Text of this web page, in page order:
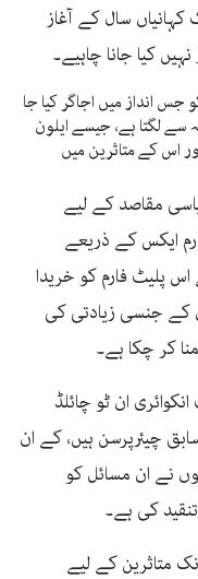
سال کے آغاز
کیا جانا چاہیے۔
جس انداز میں اجاگر کیا جا
سے لگتا ہے، جیسے ایلون
اس کے متاثرین میں
مقاصد کے لیے
ایکس کے ذریعے
پلیٹ فارم کو خریدا
کے جنسی زیادتی کی
کر چکا ہے۔
ان ٹو چائلڈ
چیئرپرسن ہیں، کے ان
نے ان مسائل کو
کی ہے۔
متاثرین کے لیے